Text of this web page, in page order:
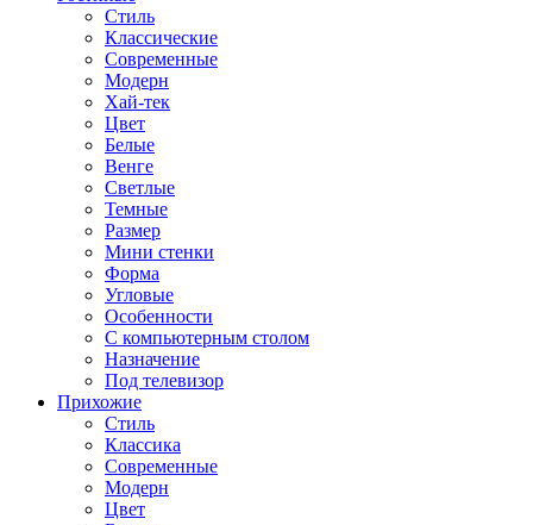
Стиль
Классические
Современные
Модерн
Хай-тек
Цвет
Белые
Венге
Светлые
Темные
Размер
Мини стенки
Форма
Угловые
Особенности
С компьютерным столом
Назначение
Под телевизор
Прихожие
Стиль
Классика
Современные
Модерн
Цвет